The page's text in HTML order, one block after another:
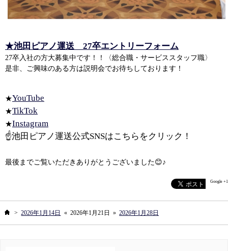
★池田ピアノ運送 27卒エントリーフォーム
27卒入社の方大募集中です！！〈総合職・サービススタッフ職〉
是非、ご興味のある方は説明会でお待ちしております！
★YouTube
★TikTok
★Instagram
☝池田ピアノ運送公式SNSはこちらをクリック！
最後までご覧いただきありがとうございました😊♪
Google +1
ホーム
> 2026年1月14日 « 2026年1月21日 » 2026年1月28日